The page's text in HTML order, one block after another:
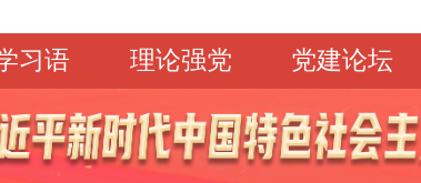
习语 理论强党 党建论坛
党建网微平台 学习园地 理
企业党建 先锋模范 学